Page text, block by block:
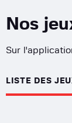
Nos
Sur
LISTE DES